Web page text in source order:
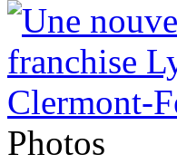
Photos